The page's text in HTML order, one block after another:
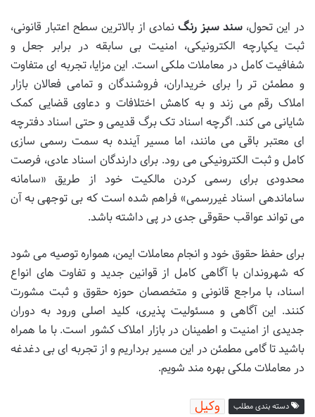
در این تحول، سند سبز رنگ نمادی از بالاترین سطح اعتبار قانونی،
ثبت یکپارچه الکترونیکی، امنیت بی سابقه در برابر جعل و
شفافیت کامل در معاملات ملکی است. این مزایا، تجربه ای متفاوت
و مطمئن تر را برای خریداران، فروشندگان و تمامی فعالان بازار
املاک رقم می زند و به کاهش اختلافات و دعاوی قضایی کمک
شایانی می کند. اگرچه اسناد تک برگ قدیمی و حتی اسناد دفترچه
ای معتبر باقی می مانند، اما مسیر آینده به سمت رسمی سازی
کامل و ثبت الکترونیکی می رود. برای دارندگان اسناد عادی، فرصت
محدودی برای رسمی کردن مالکیت خود از طریق «سامانه
ساماندهی اسناد غیررسمی» فراهم شده است که بی توجهی به آن
می تواند عواقب حقوقی جدی در پی داشته باشد.
برای حفظ حقوق خود و انجام معاملات ایمن، همواره توصیه می شود
که شهروندان با آگاهی کامل از قوانین جدید و تفاوت های انواع
اسناد، با مراجع قانونی و متخصصان حوزه حقوق و ثبت مشورت
کنند. این آگاهی و مسئولیت پذیری، کلید اصلی ورود به دوران
جدیدی از امنیت و اطمینان در بازار املاک کشور است. با ما همراه
باشید تا گامی مطمئن در این مسیر برداریم و از تجربه ای بی دغدغه
در معاملات ملکی بهره مند شویم.
دسته بندی مطلب وکیل